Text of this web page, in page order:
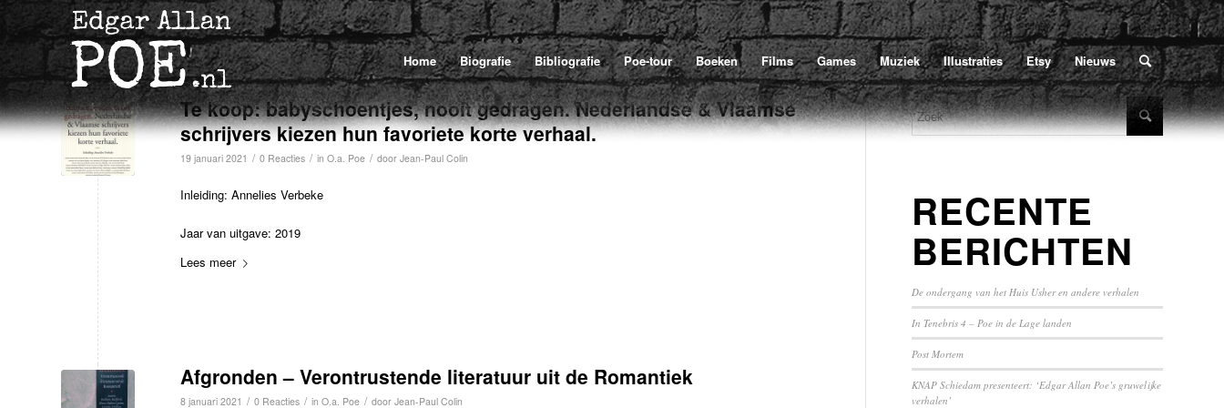
Home Biografie Bibliografie Poe-tour Boeken Films Games Muziek Illustraties Etsy Nieuws
U bevindt zich hier: Home / Poe / 2021 / januari
Te koop: babyschoentjes, nooit gedragen. Nederlandse & Vlaamse
schrijvers kiezen hun favoriete korte verhaal.
19 januari 2021 / 0 Reacties / in O.a. Poe / door Jean-Paul Colin
Inleiding: Annelies Verbeke
Jaar van uitgave: 2019
Lees meer
Afgronden – Verontrustende literatuur uit de Romantiek
8 januari 2021 / 0 Reacties / in O.a. Poe / door Jean-Paul Colin
RECENTE
BERICHTEN
De ondergang van het Huis Usher en andere verhalen
In Tenebris 4 – Poe in de Lage landen
Post Mortem
KNAP Schiedam presenteert: ‘Edgar Allan Poe’s gruwelijke
verhalen’